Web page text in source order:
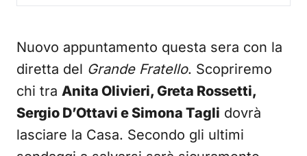
Nuovo appuntamento questa sera con la
diretta del Grande Fratello. Scopriremo
chi tra Anita Olivieri, Greta Rossetti,
Sergio D’Ottavi e Simona Tagli dovrà
lasciare la Casa. Secondo gli ultimi